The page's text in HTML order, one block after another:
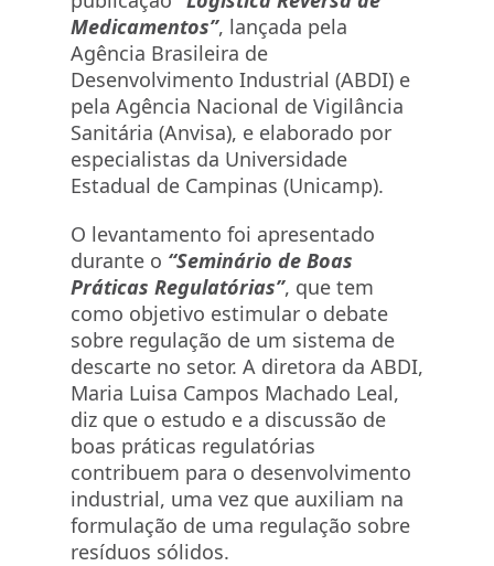
Medicamentos”, lançada pela
Agência Brasileira de
Desenvolvimento Industrial (ABDI) e
pela Agência Nacional de Vigilância
Sanitária (Anvisa), e elaborado por
especialistas da Universidade
Estadual de Campinas (Unicamp).
O levantamento foi apresentado
durante o “Seminário de Boas
Práticas Regulatórias”, que tem
como objetivo estimular o debate
sobre regulação de um sistema de
descarte no setor. A diretora da ABDI,
Maria Luisa Campos Machado Leal,
diz que o estudo e a discussão de
boas práticas regulatórias
contribuem para o desenvolvimento
industrial, uma vez que auxiliam na
formulação de uma regulação sobre
resíduos sólidos.